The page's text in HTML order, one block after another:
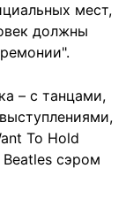
мест,
должны
– с танцами,
To Hold
сэром